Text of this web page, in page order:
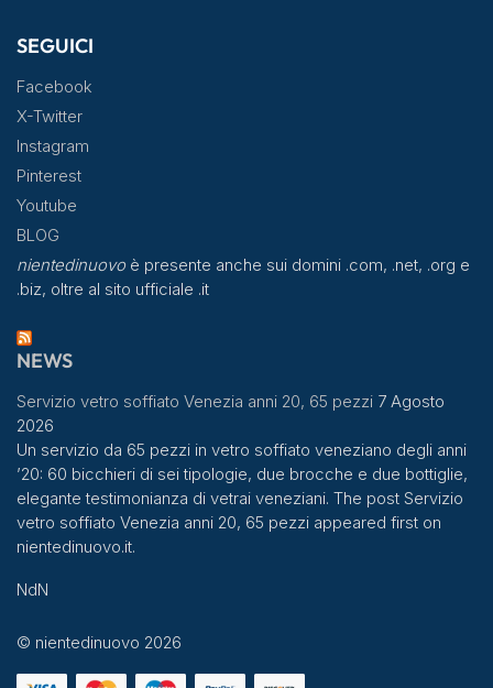
SEGUICI
Facebook
X-Twitter
Instagram
Pinterest
Youtube
BLOG
nientedinuovoè presente anche sui domini .com, .net, .org e
.biz, oltre al sito ufficiale .it
NEWS
Servizio vetro soffiato Venezia anni 20, 65 pezzi 7 Agosto
2026
Un servizio da 65 pezzi in vetro soffiato veneziano degli anni
’20: 60 bicchieri di sei tipologie, due brocche e due bottiglie,
elegante testimonianza di vetrai veneziani. The post Servizio
vetro soffiato Venezia anni 20, 65 pezzi appeared first on
nientedinuovo.it.
NdN
© nientedinuovo 2026